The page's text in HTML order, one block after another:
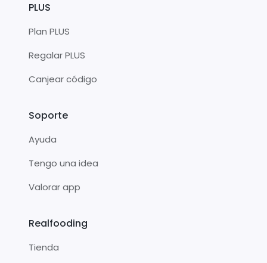
PLUS
Plan PLUS
Regalar PLUS
Canjear código
Soporte
Ayuda
Tengo una idea
Valorar app
Realfooding
Tienda